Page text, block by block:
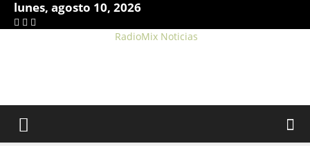
lunes, agosto 10, 2026
RadioMix Noticias